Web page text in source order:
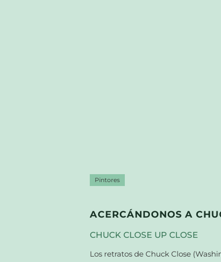
Pintores
ACERCÁNDONOS A
CHUCK CLOSE UP CLOSE
Los retratos de Chuck Close